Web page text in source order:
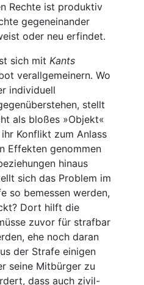
Rechte ist produktiv
gegeneinander
oder neu erfindet.
sich mit Kants
verallgemeinern. Wo
individuell
stellt
als bloßes »Objekt«
Konflikt zum Anlass
Effekten genommen
hinaus
sich das Problem im
so bemessen werden,
Dort hilft die
zuvor für strafbar
ehe noch daran
der Strafe einigen
seine Mitbürger zu
dass auch zivil-